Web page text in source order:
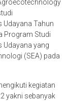
Udayana Tahun
Program Studi
Udayana yang
(SEA) pada
kegiatan
yakni sebanyak